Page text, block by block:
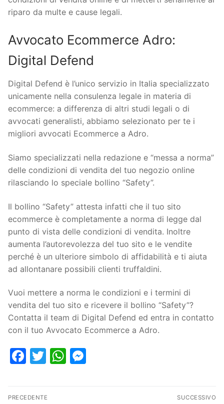
riparo da multe e cause legali.
Avvocato Ecommerce Adro:
Digital Defend
Digital Defend è l’unico servizio in Italia specializzato
unicamente nella consulenza legale in materia di
ecommerce: a differenza di altri studi legali o di
avvocati generalisti, abbiamo selezionato per te i
migliori avvocati Ecommerce a Adro.
Siamo specializzati nella redazione e “messa a norma”
delle condizioni di vendita del tuo negozio online
rilasciando lo speciale bollino “Safety”.
Il bollino “Safety” attesta infatti che il tuo sito
ecommerce è completamente a norma di legge dal
punto di vista delle condizioni di vendita. Inoltre
aumenta l’autorevolezza del tuo sito e le vendite
perché è un ulteriore simbolo di affidabilità e ti aiuta
ad allontanare possibili clienti truffaldini.
Vuoi mettere a norma le condizioni e i termini di
vendita del tuo sito e ricevere il bollino “Safety”?
Contatta il team di Digital Defend ed entra in contatto
con il tuo Avvocato Ecommerce a Adro.
Facebook
TwitterWhatsApp
PRECEDENTE SUCCESSIVO